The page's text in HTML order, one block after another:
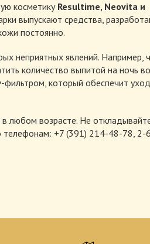
косметикуResultime, Neovita и
выпускают средства,
постоянно.
неприятных явлений. Например,
количество выпитой на ночь
который обеспечит
любом возрасте. Не
телефонам: +7 (391) 214-48-78,